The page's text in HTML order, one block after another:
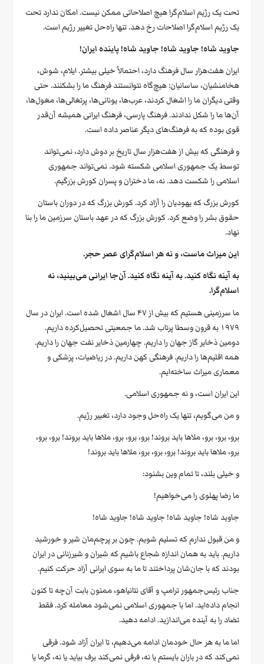
تحت یک رژیم اسلام‌گرا هیچ اصلاحاتی ممکن نیست. امکان ندارد تحت
یک رژیم اسلام‌گرا اصلاحات رخ دهد. تنها راه‌حل تغییر رژیم است.
جاوید شاه! جاوید شاه! جاوید شاه! پاینده ایران!
ایران هفت‌هزار سال فرهنگ دارد، احتمالاً خیلی بیشتر. ایلام، شوش،
هخامنشیان، ساسانیان: هیچ‌گاه نتوانستند فرهنگ ما را بشکنند. حتی
وقتی دیگران ما را اشغال کردند، عرب‌ها، یونانی‌ها، پرتغالی‌ها، مغول‌ها،
آن‌ها ما را شکل ندادند. فرهنگ پارسی، فرهنگ ایرانی همیشه آن‌قدر
قوی بوده که به فرهنگ‌های دیگر عناصر داده است.
و فرهنگی که بیش از هفت‌هزار سال تاریخ بر دوش دارد، نمی‌تواند
توسط یک جمهوری اسلامی شکسته شود. نمی‌تواند جمهوری
اسلامی را شکست دهد. نه، ما دختران و پسران کورش بزرگیم.
کورش بزرگ که یهودیان را آزاد کرد. کورش بزرگ که در دوران باستان
حقوق بشر را وضع کرد. کورش بزرگ که در عهد باستان سرزمین ما را بنا
نهاد.
این میراث ماست، و نه هر اسلام‌گرای عصر حجر.
به آینه نگاه کنید. به آینه نگاه کنید. آن‌جا ایرانی می‌بینید، نه
اسلام‌گرا.
ما سرزمینی هستیم که بیش از ۴۷ سال اشغال شده است. ایران در سال
۱۹۷۹ به قرون وسطا پرتاب شد. ما جمعیتی تحصیل‌کرده داریم.
دومین ذخایر گاز جهان را داریم. چهارمین ذخایر نفت جهان را داریم.
همه اقلیم‌ها را داریم. فرهنگی کهن داریم. در ریاضیات، پزشکی و
معماری میراث ساخته‌ایم.
این ایران است، و نه جمهوری اسلامی.
و من می‌گویم، تنها یک راه‌حل وجود دارد، تغییر رژیم.
برو، برو، برو، ملاها باید بروند! برو، برو، برو، ملاها باید بروند! برو، برو،
برو، ملاها باید بروند! برو، برو، برو، ملاها باید بروند!
و خیلی بلند، تا تمام وین بشنود:
ما رضا پهلوی را می‌خواهیم!
جاوید شاه! جاوید شاه! جاوید شاه! جاوید شاه!
و من قبول ندارم که تسلیم شویم. چون بر پرچم‌مان شیر و خورشید
داریم. باید به همان اندازه شجاع باشیم که شیران و شیرزنانی در ایران
بودند که با جان‌شان پرداختند تا ما به سوی ایرانی آزاد حرکت کنیم.
جناب رئیس‌جمهور ترامپ و آقای نتانیاهو، ممنون بابت آن‌چه تا کنون
انجام داده‌اید. اما با جمهوری اسلامی نمی‌شود معامله کرد. فقط
تضاد را به آینده می‌اندازید. ادامه دهید.
اما ما به هر حال خودمان ادامه می‌دهیم، تا ایران آزاد شود. فرقی
نمی‌کند که در باران بایستم یا نه، فرقی نمی‌کند برف بیاید یا نه، گرما یا